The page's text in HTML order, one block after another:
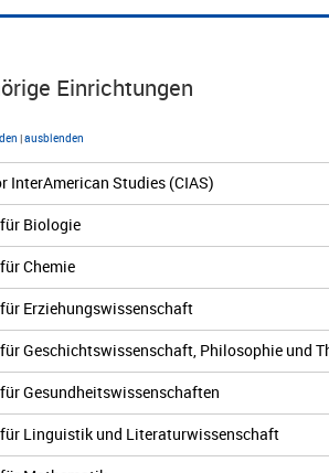
Einrichtungen
|ausblenden
InterAmerican Studies (CIAS)
Biologie
Chemie
Erziehungswissenschaft
Geschichtswissenschaft, Philosophie und
Gesundheitswissenschaften
Linguistik und Literaturwissenschaft